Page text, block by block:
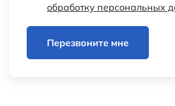
обработку персональных
Перезвоните мне